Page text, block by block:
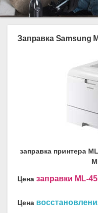
Заправка Samsung
заправка принтера
Цена заправки ML-
Цена